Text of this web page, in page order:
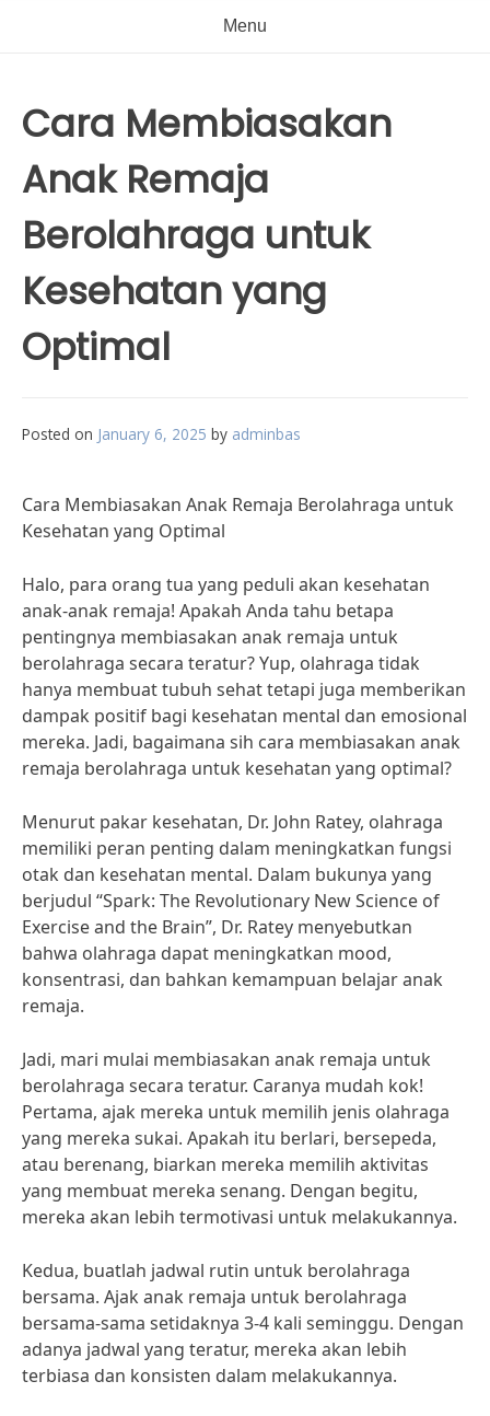
Menu
Cara Membiasakan
Anak Remaja
Berolahraga untuk
Kesehatan yang
Optimal
Posted on January 6, 2025 by adminbas
Cara Membiasakan Anak Remaja Berolahraga untuk
Kesehatan yang Optimal
Halo, para orang tua yang peduli akan kesehatan
anak-anak remaja! Apakah Anda tahu betapa
pentingnya membiasakan anak remaja untuk
berolahraga secara teratur? Yup, olahraga tidak
hanya membuat tubuh sehat tetapi juga memberikan
dampak positif bagi kesehatan mental dan emosional
mereka. Jadi, bagaimana sih cara membiasakan anak
remaja berolahraga untuk kesehatan yang optimal?
Menurut pakar kesehatan, Dr. John Ratey, olahraga
memiliki peran penting dalam meningkatkan fungsi
otak dan kesehatan mental. Dalam bukunya yang
berjudul “Spark: The Revolutionary New Science of
Exercise and the Brain”, Dr. Ratey menyebutkan
bahwa olahraga dapat meningkatkan mood,
konsentrasi, dan bahkan kemampuan belajar anak
remaja.
Jadi, mari mulai membiasakan anak remaja untuk
berolahraga secara teratur. Caranya mudah kok!
Pertama, ajak mereka untuk memilih jenis olahraga
yang mereka sukai. Apakah itu berlari, bersepeda,
atau berenang, biarkan mereka memilih aktivitas
yang membuat mereka senang. Dengan begitu,
mereka akan lebih termotivasi untuk melakukannya.
Kedua, buatlah jadwal rutin untuk berolahraga
bersama. Ajak anak remaja untuk berolahraga
bersama-sama setidaknya 3-4 kali seminggu. Dengan
adanya jadwal yang teratur, mereka akan lebih
terbiasa dan konsisten dalam melakukannya.